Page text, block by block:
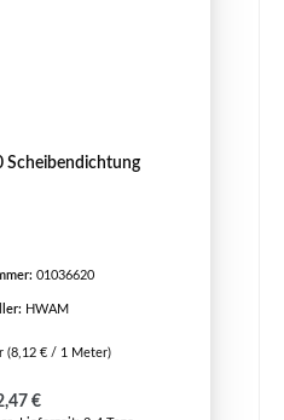
01036620
HWAM
(8,12 € / 1 Meter)
Preis:
€